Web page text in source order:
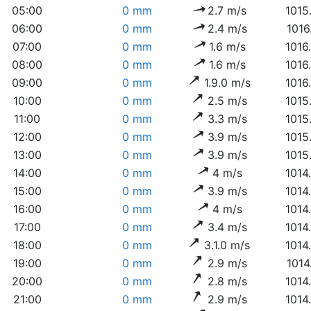
05:00
0 mm 2.7 m/s
06:00
0 mm 2.4 m/s
07:00
0 mm 1.6 m/s
08:00
0 mm 1.6 m/s
09:00
0 mm 1.9.0 m/s
10:00
0 mm 2.5 m/s
11:00
0 mm 3.3 m/s
12:00
0 mm 3.9 m/s
13:00
0 mm 3.9 m/s
14:00
0 mm 4 m/s
15:00
0 mm 3.9 m/s
16:00
0 mm 4 m/s
17:00
0 mm 3.4 m/s
18:00
0 mm 3.1.0 m/s
19:00
0 mm 2.9 m/s
20:00
0 mm 2.8 m/s
21:00
0 mm 2.9 m/s